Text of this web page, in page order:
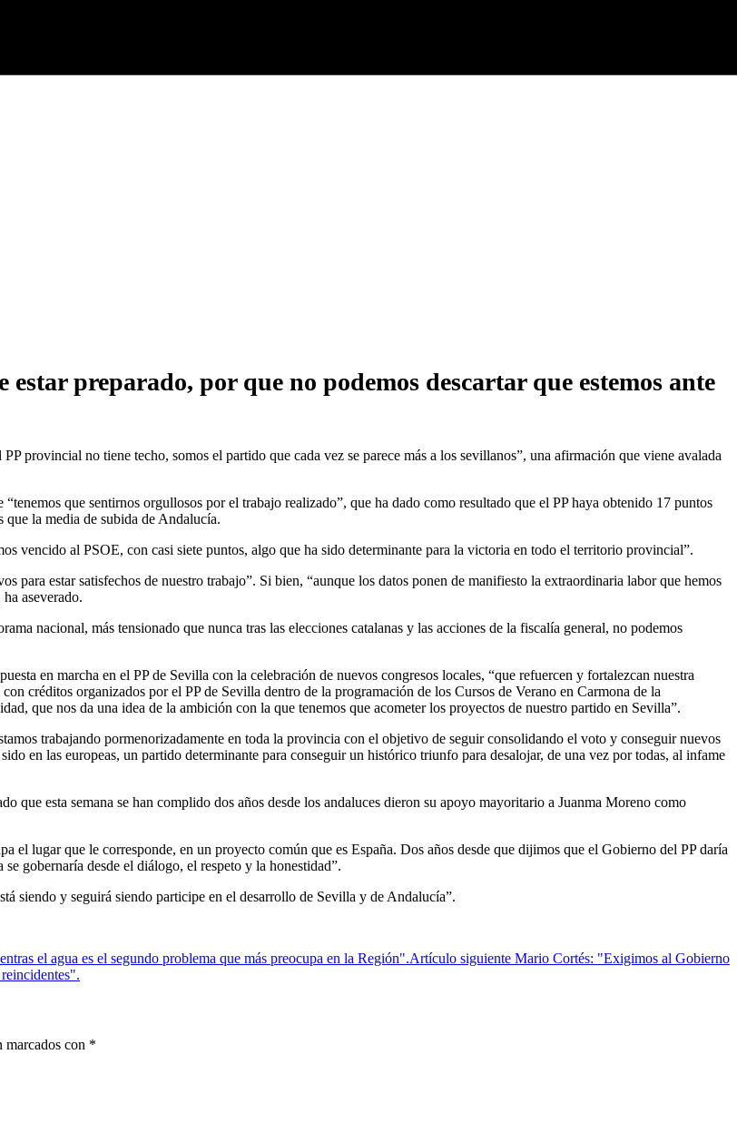
preparado, por que no podemos descartar que estemos ante
provincial no tiene techo, somos el partido que cada vez se parece más a los sevillanos”, una afirmación que viene avalada
que sentirnos orgullosos por el trabajo realizado”, que ha dado como resultado que el PP haya obtenido 17 puntos
que la media de subida de Andalucía.
vencido al PSOE, con casi siete puntos, algo que ha sido determinante para la victoria en todo el territorio provincial”.
para estar satisfechos de nuestro trabajo”. Si bien, “aunque los datos ponen de manifiesto la extraordinaria labor que hemos
aseverado.
nacional, más tensionado que nunca tras las elecciones catalanas y las acciones de la fiscalía general, no podemos
en marcha en el PP de Sevilla con la celebración de nuevos congresos locales, “que refuercen y fortalezcan nuestra
créditos organizados por el PP de Sevilla dentro de la programación de los Cursos de Verano en Carmona de la
que nos da una idea de la ambición con la que tenemos que acometer los proyectos de nuestro partido en Sevilla”.
trabajando pormenorizadamente en toda la provincia con el objetivo de seguir consolidando el voto y conseguir nuevos
en las europeas, un partido determinante para conseguir un histórico triunfo para desalojar, de una vez por todas, al infame
que esta semana se han complido dos años desde los andaluces dieron su apoyo mayoritario a Juanma Moreno como
el lugar que le corresponde, en un proyecto común que es España. Dos años desde que dijimos que el Gobierno del PP daría
gobernaría desde el diálogo, el respeto y la honestidad”.
siendo y seguirá siendo participe en el desarrollo de Sevilla y de Andalucía”.
el agua es el segundo problema que más preocupa en la Región".Artículo siguiente Mario Cortés: "Exigimos al Gobierno
marcados con *